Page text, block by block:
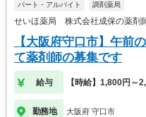
パート・アルバイト 調剤薬局
せいほ薬局 株式会社成保の薬剤
【大阪府守口市】午前
て薬剤師の募集です
給与 【時給】1,800円～
勤務地 大阪府 守口市